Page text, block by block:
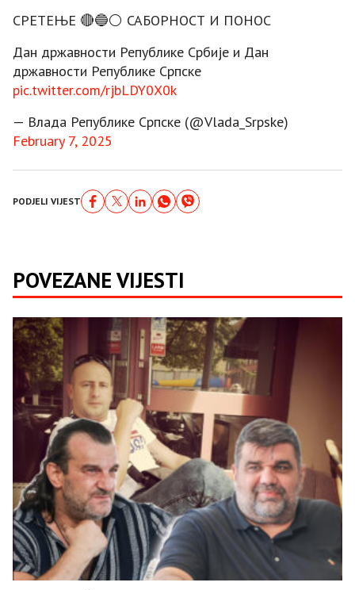
СРЕТЕЊЕ 🔴🔵⚪ САБОРНОСТ И ПОНОС
Дан државности Републике Србије и Дан
државности Републике Српске
pic.twitter.com/rjbLDY0X0k
— Влада Републике Српске (@Vlada_Srpske)
February 7, 2025
PODJELI VIJEST
POVEZANE VIJESTI